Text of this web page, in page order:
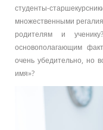
Блог
Контакты
студенты-
множественными
родителям и
основополагающим
очень убедительно, но
имя»?